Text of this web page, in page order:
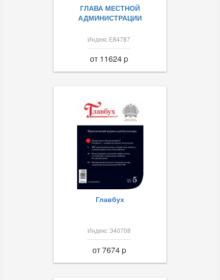
ГЛАВА МЕСТНОЙ
АДМИНИСТРАЦИИ
Индекс Е84787
от 11624 p
Главбух
Индекс Э40708
от 7674 p